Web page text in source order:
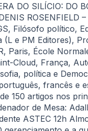
DO SILÍCIO: DO
ROSENFIELD
Filósofo político,
(L e PM Editores),
Paris, École
Cloud, França,
política e
francês e
150 artigos nos
de Mesa:
ASTEC 12h